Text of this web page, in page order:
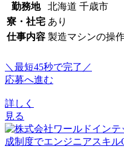
勤務地
北海道 千歳市
寮・社宅 あり
仕事内容 製造マシンの操
＼最短45秒で完了／
応募へ進む
詳しく
見る